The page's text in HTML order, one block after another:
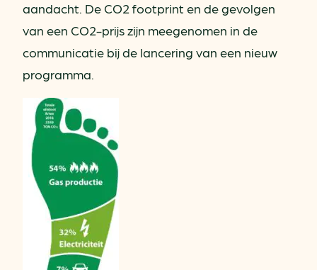
aandacht. De CO2 footprint en de gevolgen
van een CO2-prijs zijn meegenomen in de
communicatie bij de lancering van een nieuw
programma.